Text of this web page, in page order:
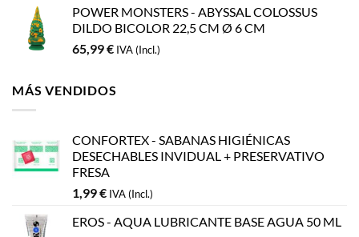
POWER MONSTERS - ABYSSAL COLOSSUS
DILDO BICOLOR 22,5 CM Ø 6 CM
65,99€ IVA (Incl.)
MÁS VENDIDOS
CONFORTEX - SABANAS HIGIÉNICAS
DESECHABLES INVIDUAL + PRESERVATIVO
FRESA
1,99€ IVA (Incl.)
EROS - AQUA LUBRICANTE BASE AGUA 50 ML